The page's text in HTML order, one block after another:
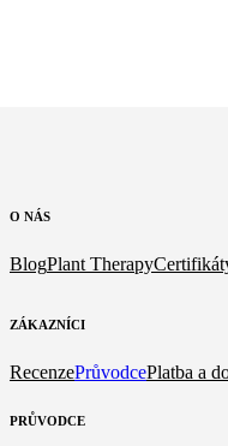
O NÁS
BlogPlant Therapy
ZÁKAZNÍCI
RecenzePrůvodcePlatba a
PRŮVODCE